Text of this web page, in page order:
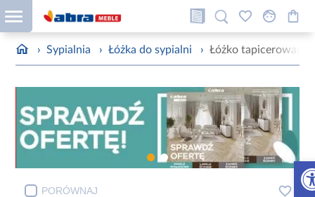
› Sypialnia › Łóżka do sypialni › Łóżko tapicerowane
PORÓWNAJ